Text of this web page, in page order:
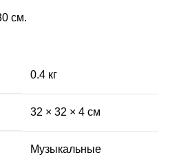
см.
0.4 кг
32 × 32 × 4 см
Музыкальные